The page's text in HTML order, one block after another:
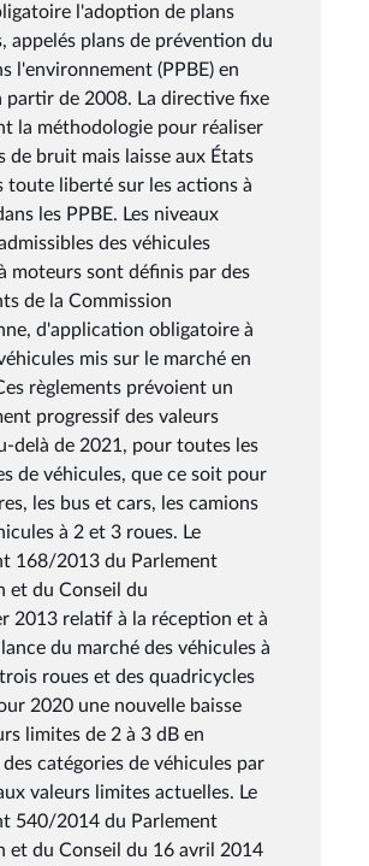
l'adoption de plans
appelés plans de prévention du
l'environnement (PPBE) en
partir de 2008. La directive fixe
la méthodologie pour réaliser
de bruit mais laisse aux États
toute liberté sur les actions à
les PPBE. Les niveaux
des véhicules
moteurs sont définis par des
de la Commission
d'application obligatoire à
mis sur le marché en
règlements prévoient un
progressif des valeurs
delà de 2021, pour toutes les
de véhicules, que ce soit pour
les bus et cars, les camions
à 2 et 3 roues. Le
168/2013 du Parlement
et du Conseil du
2013 relatif à la réception et à
du marché des véhicules à
roues et des quadricycles
2020 une nouvelle baisse
limites de 2 à 3 dB en
catégories de véhicules par
valeurs limites actuelles. Le
540/2014 du Parlement
et du Conseil du 16 avril 2014